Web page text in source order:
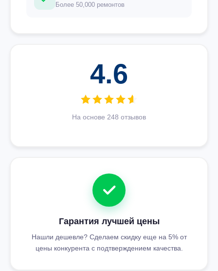
Более 50,000 ремонтов
4.6
На основе 248 отзывов
Гарантия лучшей цены
Нашли дешевле? Сделаем скидку еще на 5% от
цены конкурента с подтверждением качества.